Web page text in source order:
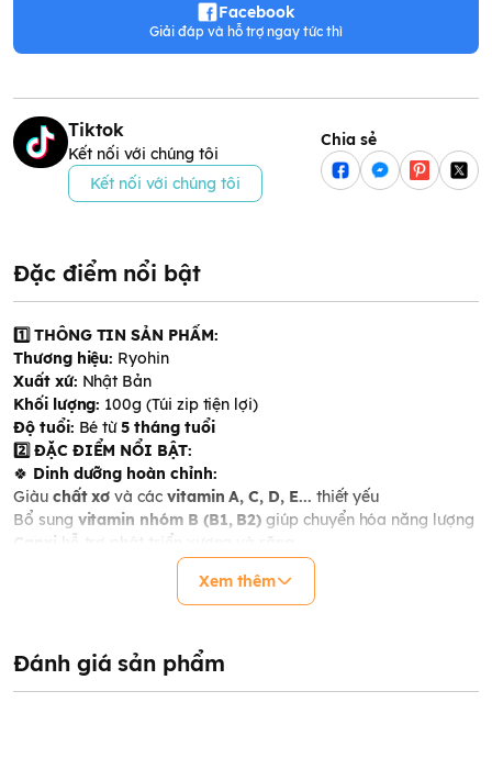
Facebook
Giải đáp và hỗ trợ ngay tức thì
Tiktok
Kết nối với chúng tôi
Kết nối với chúng tôi
Chia sẻ
Đặc điểm nổi bật
1️⃣ THÔNG TIN SẢN PHẨM:
Thương hiệu: Ryohin
Xuất xứ: Nhật Bản
Khối lượng: 100g (Túi zip tiện lợi)
Độ tuổi: Bé từ5 tháng tuổi
2️⃣ ĐẶC ĐIỂM NỔI BẬT:
🍀 Dinh dưỡng hoàn chỉnh:
Giàu chất xơ và các vitamin A, C, D, E... thiết yếu
Bổ sung vitamin nhóm B (B1, B2) giúp chuyển hóa năng lượng
Canxi hỗ trợ phát triển xương và răng
Thành phần 100% tự nhiên:
100% lúa mì nguyên cámnội địa Nhật
KHÔNG cay, KHÔNG chiên, không gây nóng cho bé
Tiện lợi – dễ chế biến – dễ ăn:
Xem thêm
Đánh giá sản phẩm